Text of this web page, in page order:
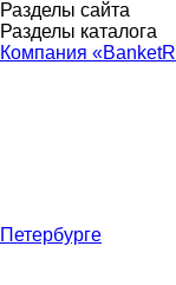
Разделы сайта
Разделы каталога
Компания
Петербурге